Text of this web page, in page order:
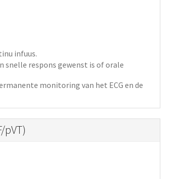
infuus.
snelle respons gewenst is of orale
monitoring van het ECG en de